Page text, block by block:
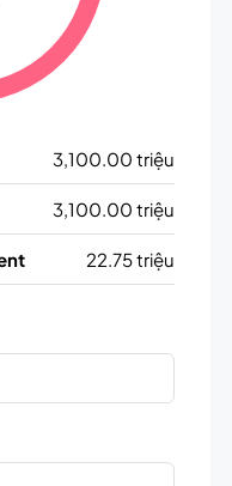
3,100.00 triệu
3,100.00 triệu
22.75 triệu